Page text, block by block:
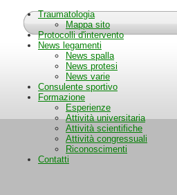
Traumatologia
Mappa sito
Protocolli d'intervento
News legamenti
News spalla
News protesi
News varie
Consulente sportivo
Formazione
Esperienze
Attività universitaria
Attività scientifiche
Attività congressuali
Riconoscimenti
Contatti